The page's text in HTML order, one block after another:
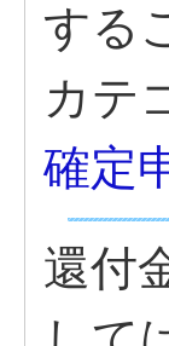
する
カテ
確定
還付